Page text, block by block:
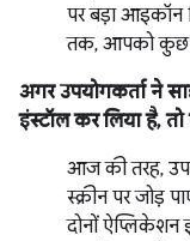
पर बड़ा आइकॉन
तक, आपको कुछ
अगर उपयोगकर्ता ने
इंस्टॉल कर लिया है, तो
आज की तरह,
स्क्रीन पर जोड़
दोनों ऐप्लिकेशन